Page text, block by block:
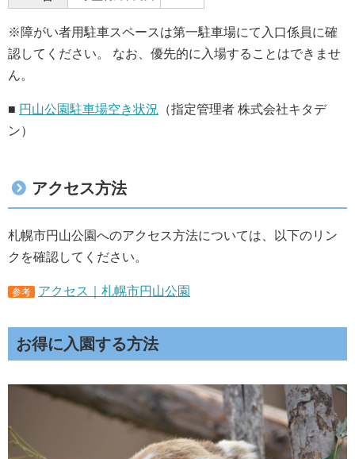
※障がい者用駐車スペースは第一駐車場にて入口係員に確
認してください。 なお、優先的に入場することはできませ
ん。
■ 円山公園駐車場空き状況 （指定管理者 株式会社キタデ
ン）
アクセス方法
札幌市円山公園へのアクセス方法については、以下のリン
クを確認してください。
参考 アクセス｜札幌市円山公園
お得に入園する方法